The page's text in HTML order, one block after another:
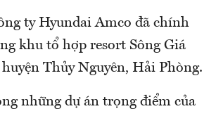
ty Hyundai Amco đã chính
khu tổ hợp resort Sông Giá
Thủy Nguyên, Hải Phòng.
những dự án trọng điểm của